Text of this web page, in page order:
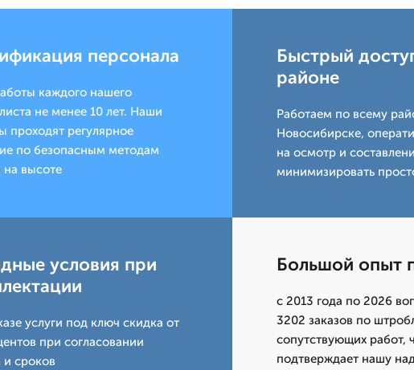
персонала
каждого нашего
не менее 10 лет. Наши
проходят регулярное
по безопасным методам
на высоте
Быстрый
районе
Работаем по всему
Новосибирске,
на осмотр и
минимизировать
условия при
услуги под ключ скидка от
при согласовании
сроков
Большой опыт
с 2013 года по 2026
3202 заказов по
сопутствующих работ,
подтверждает нашу